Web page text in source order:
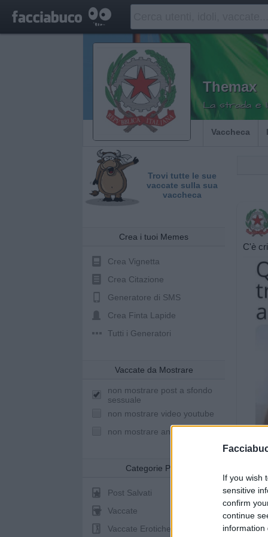
If you wish
sensitive
confirm
continue
information
Themax
La strada e
Vaccheca
Trovi tutte le sue
vaccate sulla sua
vaccheca
Crea i tuoi Memes
Crea Vignetta
Crea Citazione
Generatore di SMS
Crea Finta Lapide
Tutti i Generatori
Vaccate da Mostrare
non mostrare post a sfondo
sessuale
non mostrare video youtube
non mostrare animazioni
Categorie Post
Post Salvati
Vaccate
Vaccate Erotiche
C'è